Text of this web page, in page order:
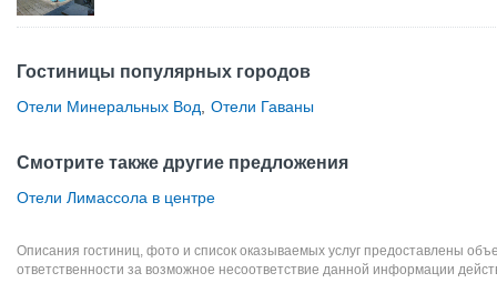
Гостиницы популярных городов
Отели Минеральных Вод Отели Гаваны
Смотрите также другие предложения
Отели Лимассола в центре
Описания гостиниц, фото и список оказываемых услуг предоставлены
ответственности за возможное несоответствие данной информации